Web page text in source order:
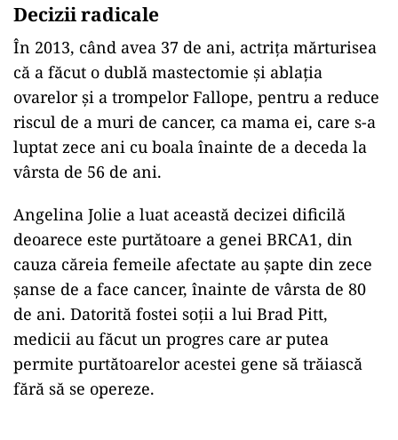
Decizii radicale
În 2013, când avea 37 de ani, actrița mărturisea
că a făcut o dublă mastectomie și ablația
ovarelor și a trompelor Fallope, pentru a reduce
riscul de a muri de cancer, ca mama ei, care s-a
luptat zece ani cu boala înainte de a deceda la
vârsta de 56 de ani.
Angelina Jolie a luat această decizei dificilă
deoarece este purtătoare a genei BRCA1, din
cauza căreia femeile afectate au șapte din zece
șanse de a face cancer, înainte de vârsta de 80
de ani. Datorită fostei soții a lui Brad Pitt,
medicii au făcut un progres care ar putea
permite purtătoarelor acestei gene să trăiască
fără să se opereze.